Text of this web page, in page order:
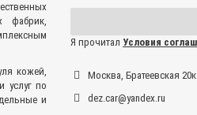
фабрик,
кожей,
услуг по
и
Я прочитал Условия
Москва, Братеевская
dez.car@yandex.ru